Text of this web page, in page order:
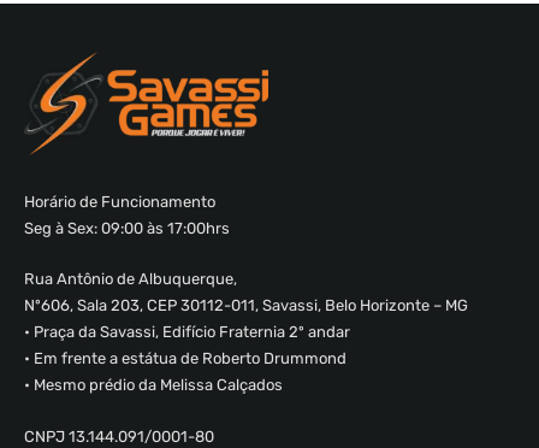
Horário de Funcionamento
Seg à Sex: 09:00 às 17:00hrs
Rua Antônio de Albuquerque,
Nº606, Sala 203, CEP 30112-011, Savassi, Belo Horizonte – MG
• Praça da Savassi, Edifício Fraternia 2º andar
• Em frente a estátua de Roberto Drummond
• Mesmo prédio da Melissa Calçados
CNPJ 13.144.091/0001-80